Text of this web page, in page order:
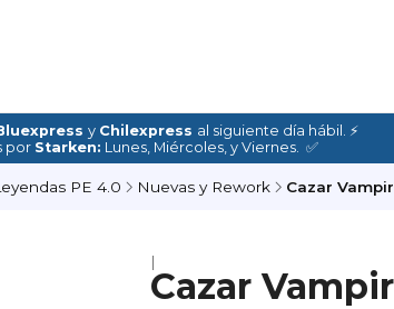
y Chilexpress al siguiente día hábil. ⚡
por Starken: Lunes, Miércoles, y Viernes. ✅
PE 4.0 Nuevas y Rework Cazar
|
Cazar